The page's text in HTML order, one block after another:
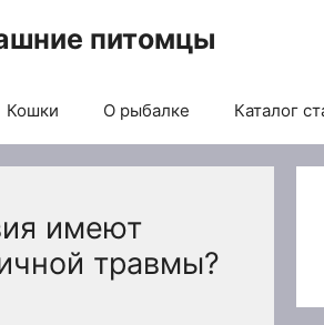
питомцы
Кошки О рыбалке Каталог
имеют
травмы?